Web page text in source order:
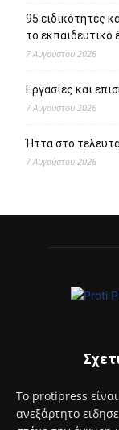
95 ειδικότητες
το εκπαιδευτικό
7 Αυγούστου 2026
Εργασίες και
7 Αυγούστου 2026
Ήττα στο
7 Αυγούστου 2026
Το protipress
ανεξάρτητο